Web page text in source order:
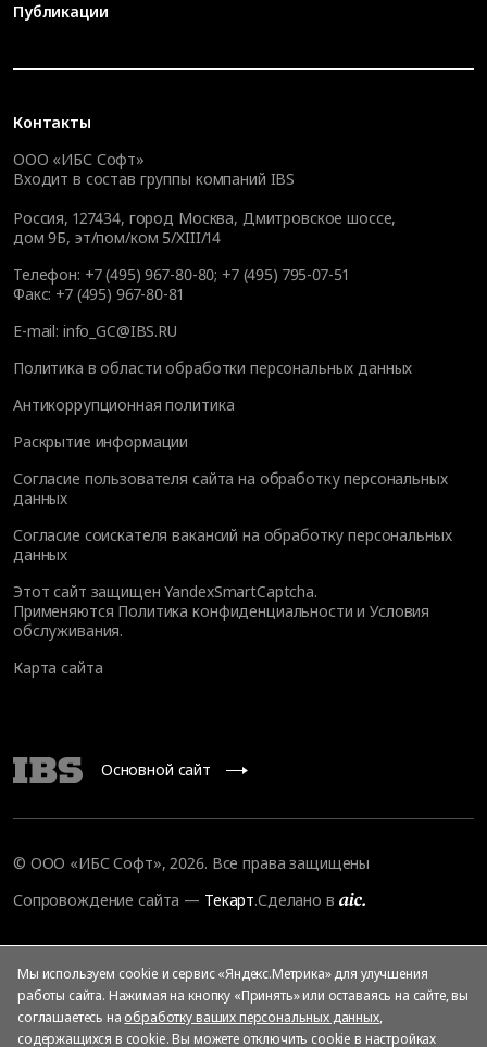
Контакты
ООО «ИБС Софт»
Входит в состав группы компаний IBS
Россия, 127434, город Москва, Дмитровское шоссе,
дом 9Б, эт/пом/ком 5/XIII/14
Телефон: +7 (495) 967-80-80; +7 (495) 795-07-51
Факс: +7 (495) 967-80-81
E-mail: info_GC@IBS.RU
Политика в области обработки персональных данных
Антикоррупционная политика
Раскрытие информации
Согласие пользователя сайта на обработку персональных
данных
Согласие соискателя вакансий на обработку персональных
данных
Этот сайт защищен YandexSmartCaptcha.
Применяются Политика конфиденциальности иУсловия
обслуживания.
Карта сайта
Публикации
Основной сайт
© OOO «ИБС Софт», 2026. Все права защищены
Сопровождение сайта — Текарт.Сделано в
Мы используем cookie и сервис «Яндекс.Метрика» для улучшения
работы сайта. Нажимая на кнопку «Принять» или оставаясь на сайте, вы
соглашаетесь на обработку ваших персональных данных,
содержащихся в cookie. Вы можете отключить cookie в настройках